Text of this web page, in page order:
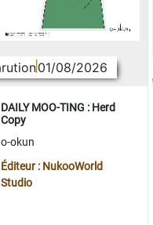
01/08/2026
DAILY MOO-TING : Herd
Copy
o-okun
Éditeur : NukooWorld
Studio